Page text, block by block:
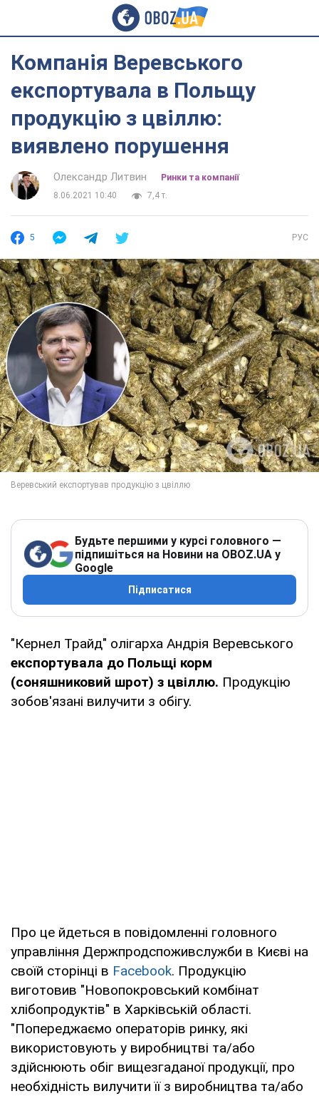
Компанія Веревського
експортувала в Польщу
продукцію з цвіллю:
виявлено порушення
Олександр Литвин
Ринки та компанії
8.06.2021 10:40
7,4 т.
5 РУС
Будьте першими у курсі головного —
підпишіться на Новини на OBOZ.UA у
Google
Підписатися
"Кернел Трайд" олігарха Андрія Веревського
експортувала до Польщі корм
(соняшниковий шрот) з цвіллю. Продукцію
зобов'язані вилучити з обігу.
Про це йдеться в повідомленні головного
управління Держпродспоживслужби в Києві на
своїй сторінці в Facebook. Продукцію
виготовив "Новопокровський комбінат
хлібопродуктів" в Харківській області.
"Попереджаємо операторів ринку, які
використовують у виробництві та/або
здійснюють обіг вищезгаданої продукції, про
необхідність вилучити її з виробництва та/або